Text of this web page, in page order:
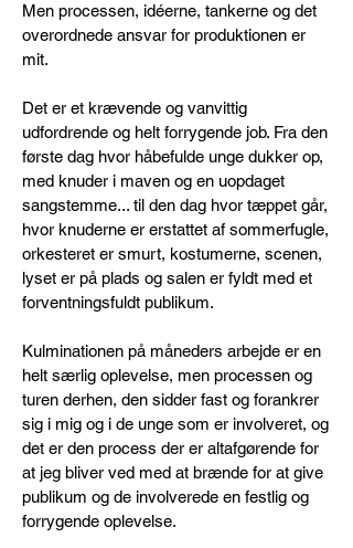
Men processen, idéerne, tankerne og det
overordnede ansvar for produktionen er
mit.
Det er et krævende og vanvittig
udfordrende og helt forrygende job. Fra den
første dag hvor håbefulde unge dukker op,
med knuder i maven og en uopdaget
sangstemme... til den dag hvor tæppet går,
hvor knuderne er erstattet af sommerfugle,
orkesteret er smurt, kostumerne, scenen,
lyset er på plads og salen er fyldt med et
forventningsfuldt publikum.
Kulminationen på måneders arbejde er en
helt særlig oplevelse, men processen og
turen derhen, den sidder fast og forankrer
sig i mig og i de unge som er involveret, og
det er den process der er altafgørende for
at jeg bliver ved med at brænde for at give
publikum og de involverede en festlig og
forrygende oplevelse.